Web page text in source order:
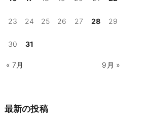
23 24 25 26 27 28 29
30 31
« 7月 9月 »
最新の投稿